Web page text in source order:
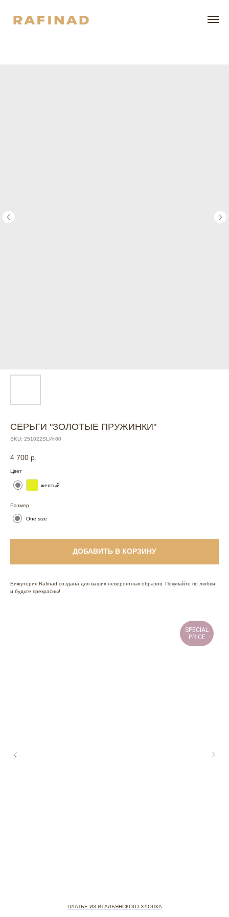
СЕРЬГИ "ЗОЛОТЫЕ ПРУЖИНКИ"
SKU: 251022SLИт80
4 700 р.
Цвет
желтый
Размер
One size
ДОБАВИТЬ В КОРЗИНУ
Бижутерия Rafinad создана для ваших невероятных образов. Покупайте по любви
и будьте прекрасны!
SPECIAL
PRICE
ПЛАТЬЕ ИЗ ИТАЛЬЯНСКОГО ХЛОПКА